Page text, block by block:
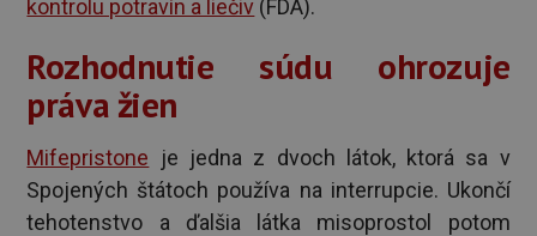
kontrolu potravín a liečiv (FDA).
Rozhodnutie súdu ohrozuje
práva žien
Mifepristone je jedna z dvoch látok, ktorá sa v
Spojených štátoch používa na interrupcie. Ukončí
tehotenstvo a ďalšia látka misoprostol potom